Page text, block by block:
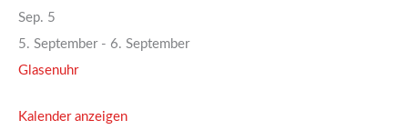
Sep. 5
5. September- 6. September
Glasenuhr
Kalender anzeigen